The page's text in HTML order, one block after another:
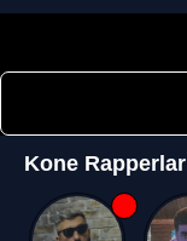
Kone Rapperlar